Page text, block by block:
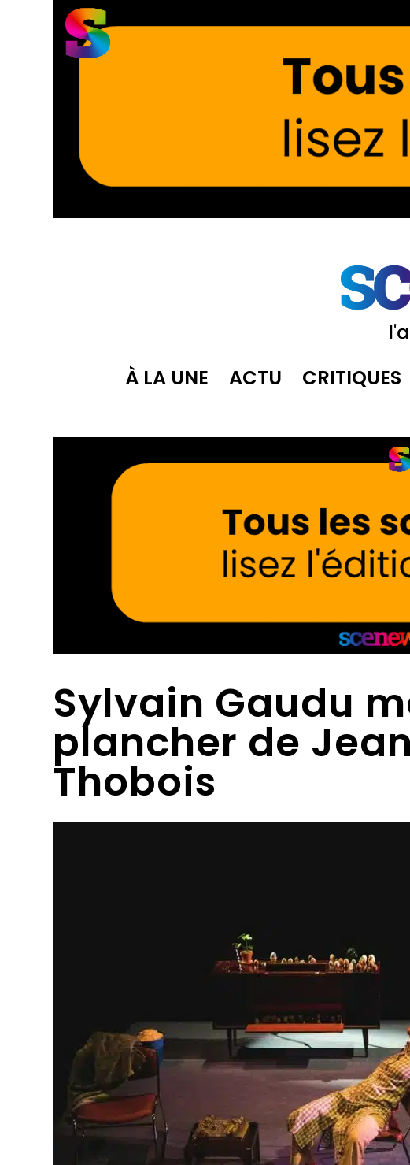
À LA UNE ACTU CRITIQUES
Sylvain Gaudu
plancher de
Thobois